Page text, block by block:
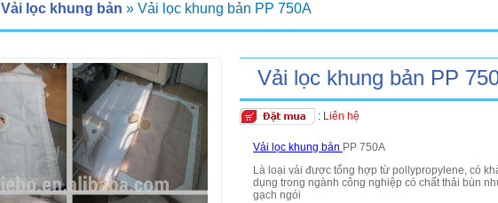
Vải lọc khung bản » Vải lọc khung bản PP 750A
Vải lọc khung bản PP
: Liên hệ
Vải lọc khung bản PP 750A
Là loại vải được tổng hợp từ pollypropylene, có
dụng trong ngành công nghiệp có chất thải bùn
gạch ngói